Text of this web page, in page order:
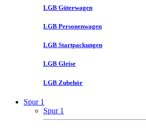
LGB Güterwagen
LGB Personenwagen
LGB Startpackungen
LGB Gleise
LGB Zubehör
Spur 1
Spur 1